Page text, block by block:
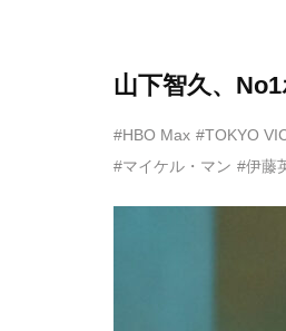
山下智久、
#HBO Max #TOKYO
#マイケル・マン #伊藤